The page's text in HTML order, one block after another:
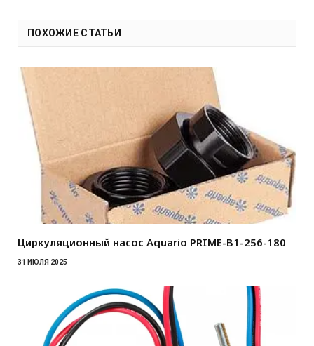
ПОХОЖИЕ СТАТЬИ
Циркуляционный насос Aquario PRIME-B1-256-180
31 ИЮЛЯ 2025